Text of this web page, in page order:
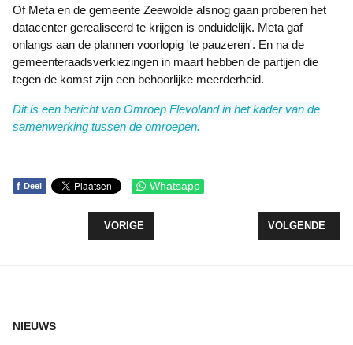
Of Meta en de gemeente Zeewolde alsnog gaan proberen het
datacenter gerealiseerd te krijgen is onduidelijk. Meta gaf
onlangs aan de plannen voorlopig 'te pauzeren'. En na de
gemeenteraadsverkiezingen in maart hebben de partijen die
tegen de komst zijn een behoorlijke meerderheid.
Dit is een bericht van Omroep Flevoland in het kader van de
samenwerking tussen de omroepen.
f Deel Whatsapp
VORIG ARTIKEL: POLITIE VINDT BUIT
VORIGE VOLGENDE
VOLGENDE
NIEUWS